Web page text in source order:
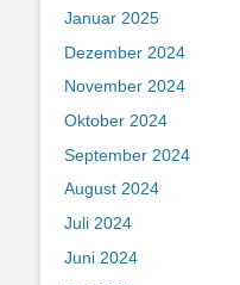
Januar 2025
Dezember 2024
November 2024
Oktober 2024
September 2024
August 2024
Juli 2024
Juni 2024